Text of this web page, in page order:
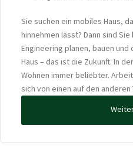
Sie suchen ein mobiles Haus,
hinnehmen lässt? Dann sind
Engineering planen, bauen und
Haus – das ist die Zukunft. In
Wohnen immer beliebter.
sich von einen auf den anderen